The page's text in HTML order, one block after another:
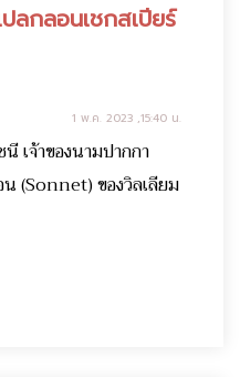
กลอนเชกสเปียร์
1 พ.ค. 2023 ,15:40 น.
เจ้าของนามปากกา
(Sonnet) ของวิลเลียม